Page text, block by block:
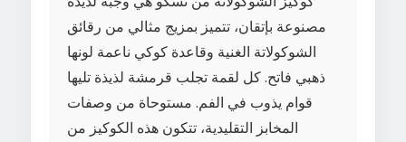
مصنوعة بإتقان، تتميز بمزيج مثالي من رقائق
الشوكولاتة الغنية وقاعدة كوكي ناعمة لونها
ذهبي فاتح. كل لقمة تجلب قرمشة لذيذة تليها
قوام يذوب في الفم. مستوحاة من وصفات
المخابز التقليدية، تتكون هذه الكوكيز من